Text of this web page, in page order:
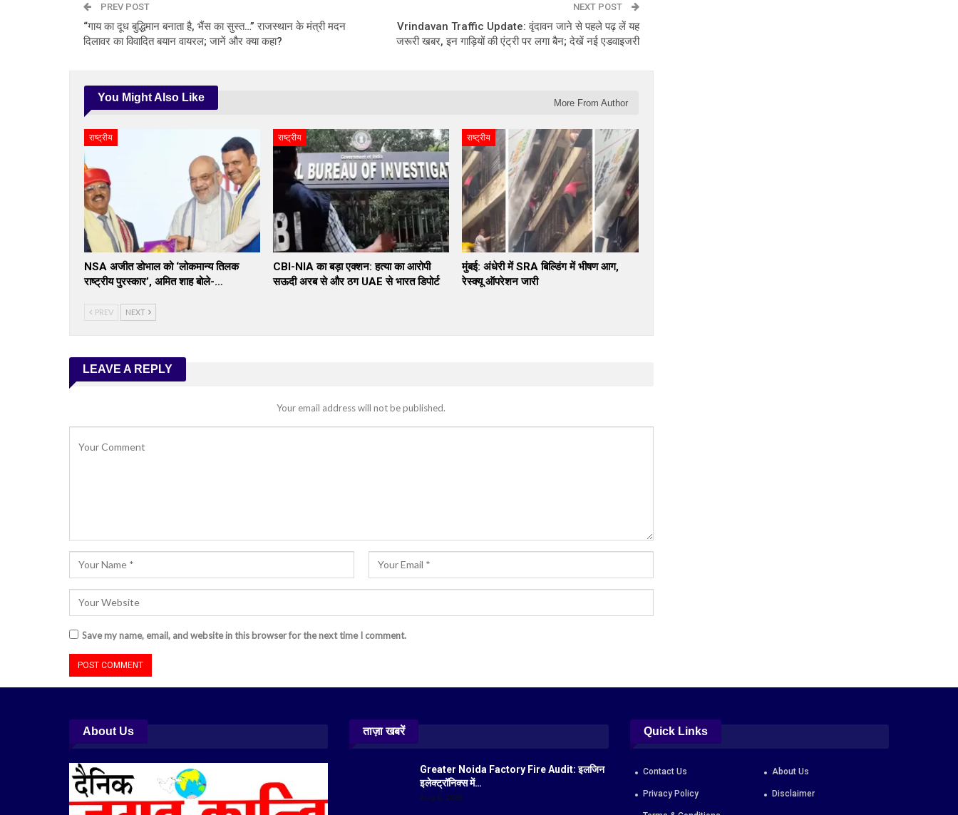
PREV POST
“गाय का दूध बुद्धिमान बनाता है, भैंस का सुस्त…” राजस्थान के मंत्री मदन
दिलावर का विवादित बयान वायरल; जानें और क्या कहा?
NEXT POST
Vrindavan Traffic Update: वृंदावन जाने से पहले पढ़ लें यह
जरूरी खबर, इन गाड़ियों की एंट्री पर लगा बैन; देखें नई एडवाइजरी
You Might Also Like More From Author
राष्ट्रीय
NSA अजीत डोभाल को ‘लोकमान्य तिलक
राष्ट्रीय पुरस्कार’, अमित शाह बोले-…
राष्ट्रीय
CBI-NIA का बड़ा एक्शन: हत्या का आरोपी
सऊदी अरब से और ठग UAE से भारत डिपोर्ट
राष्ट्रीय
मुंबई: अंधेरी में SRA बिल्डिंग में भीषण आग,
रेस्क्यू ऑपरेशन जारी
PREV NEXT
LEAVE A REPLY
Your email address will not be published.
Save my name, email, and website in this browser for the next time I comment.
About Us ताज़ा खबरें
Greater Noida Factory Fire Audit: इलजिन
इलेक्ट्रॉनिक्स में…
Aug 6, 2026
Quick Links
Contact Us About Us
Privacy Policy Disclaimer